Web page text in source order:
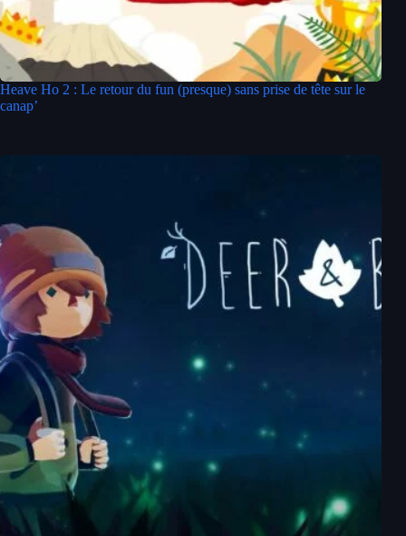
Heave Ho 2 : Le retour du fun (presque) sans prise de tête sur le
canap’